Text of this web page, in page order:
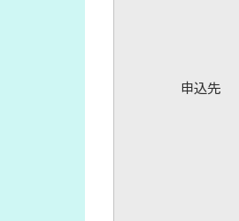
申込先